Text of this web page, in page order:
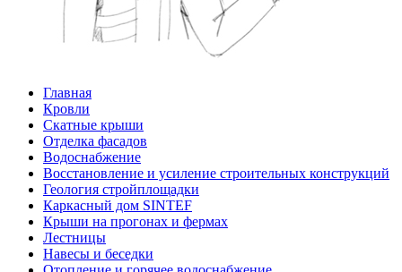
Главная
Кровли
Скатные крыши
Отделка фасадов
Водоснабжение
Восстановление и усиление строительных конструкций
Геология стройплощадки
Каркасный дом SINTEF
Крыши на прогонах и фермах
Лестницы
Навесы и беседки